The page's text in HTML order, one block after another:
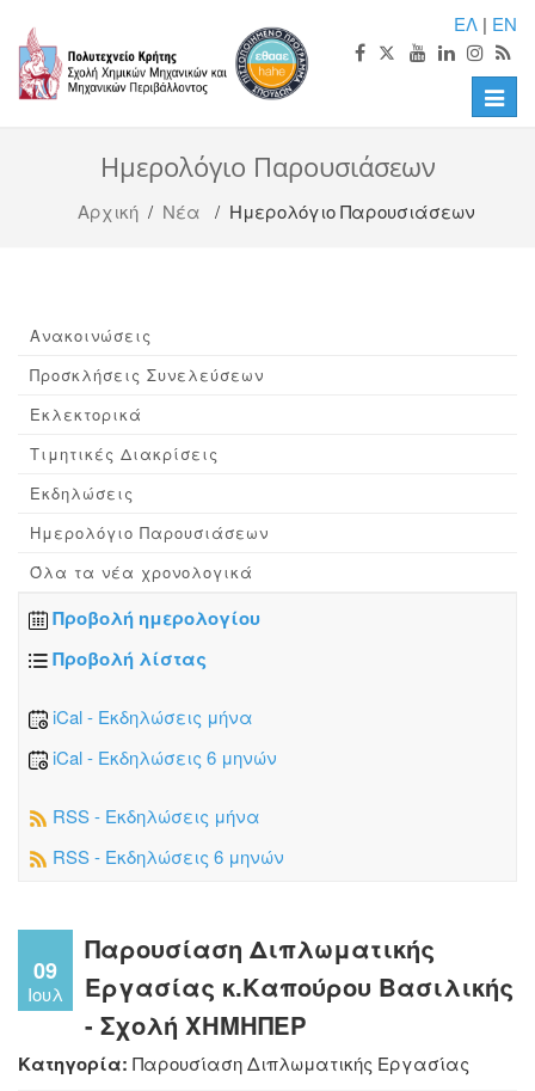
ΕΛ | EN
Toggle
Ημερολόγιο Παρουσιάσεων
Αρχική / Νέα / Ημερολόγιο Παρουσιάσεων
Ανακοινώσεις
Προσκλήσεις Συνελεύσεων
Εκλεκτορικά
Τιμητικές Διακρίσεις
Εκδηλώσεις
Ημερολόγιο Παρουσιάσεων
Όλα τα νέα χρονολογικά
Προβολή ημερολογίου
Προβολή λίστας
iCal - Εκδηλώσεις μήνα
iCal - Εκδηλώσεις 6 μηνών
RSS - Εκδηλώσεις μήνα
RSS - Εκδηλώσεις 6 μηνών
09
Ιουλ
Παρουσίαση Διπλωματικής
Εργασίας κ.Καπούρου Βασιλικής
- Σχολή ΧΗΜΗΠΕΡ
Κατηγορία: Παρουσίαση Διπλωματικής Εργασίας